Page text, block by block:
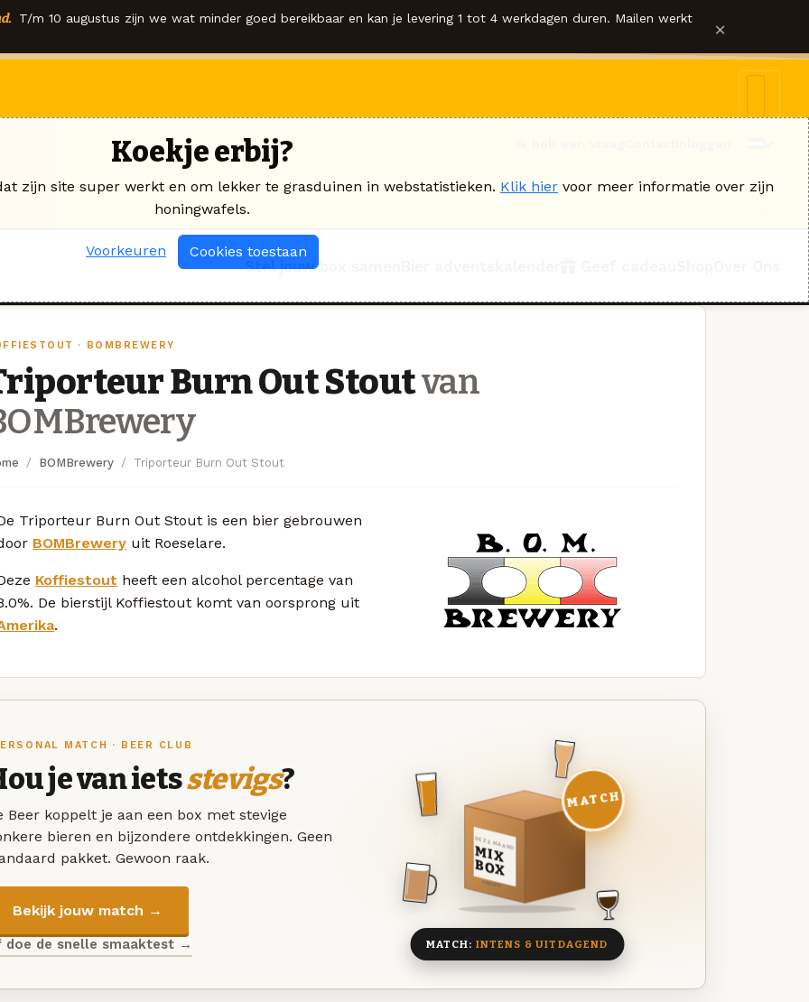
T/m 10 augustus zijn we wat minder goed bereikbaar en kan je levering 1 tot 4 werkdagen duren. Mailen werkt ×
Stel jouw box samen
· BOMBREWERY
Burn Out Stoutvan
BOMBrewery Triporteur Burn Out Stout
Triporteur Burn Out Stout is een bier gebrouwen
BOMBrewery uit Roeselare.
Koffiestout heeft een alcohol percentage van
De bierstijl Koffiestout komt van oorsprong uit
.
MATCH · BEER CLUB
je van ietsstevigs?
Beer koppelt je aan een box met stevige
bieren en bijzondere ontdekkingen. Geen
pakket. Gewoon raak.
Bekijk jouw match →
doe de snelle smaaktest →
DEZE MAAND
MIX
BOX
8 BIEREN
MATCH
MATCH: INTENS & UITDAGEND
Koekje erbij?
zijn site super werkt en om lekker te grasduinen in webstatistieken. Klik hier voor meer informatie over zijn
honingwafels.
Voorkeuren Cookies toestaan